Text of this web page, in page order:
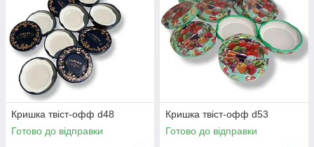
Кришка твіст-офф d48
Готово до відправки
Кришка твіст-офф d53
Готово до відправки